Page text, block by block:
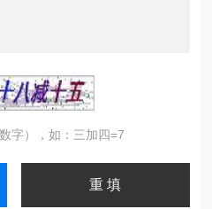
字），如：三加四=7